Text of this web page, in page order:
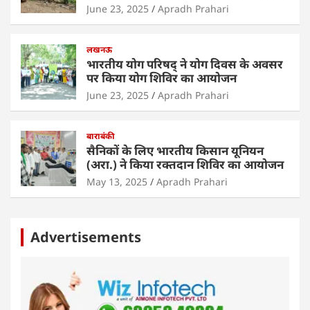
June 23, 2025 Apradh Prahari
लखनऊ
भारतीय योग परिषद् ने योग दिवस के अवसर
पर किया योग शिविर का आयोजन
June 23, 2025 Apradh Prahari
बाराबंकी
सैनिकों के लिए भारतीय किसान यूनियन
(अरा.) ने किया रक्तदान शिविर का आयोजन
May 13, 2025 Apradh Prahari
Advertisements